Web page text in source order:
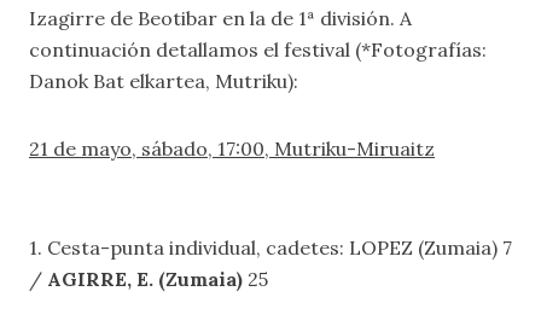
Izagirre de Beotibar en la de 1ª división. A
continuación detallamos el festival (*Fotografías:
Danok Bat elkartea, Mutriku):
21 de mayo, sábado, 17:00, Mutriku-Miruaitz
1. Cesta-punta individual, cadetes: LOPEZ (Zumaia) 7
/ AGIRRE, E. (Zumaia) 25